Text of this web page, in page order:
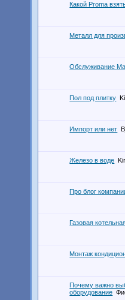
Какой Proma
Металл для
Обслуживание
Пол под плитку
Импорт или нет
Железо в воде
Про блог
Газовая
Монтаж
Почему важно
оборудование